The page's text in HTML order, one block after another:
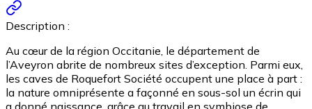
Description :
Au cœur de la région Occitanie, le département de
l’Aveyron abrite de nombreux sites d’exception. Parmi eux,
les caves de Roquefort Société occupent une place à part :
la nature omniprésente a façonné en sous-sol un écrin qui
a donné naissance, grâce au travail en symbiose de